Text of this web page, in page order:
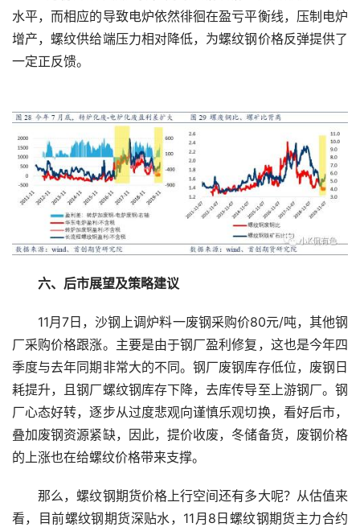
水平，而相应的导致电炉依然徘徊在盈亏平衡线，压制电炉
增产，螺纹供给端压力相对降低，为螺纹钢价格反弹提供了
一定正反馈。
六、后市展望及策略建议
11月7日，沙钢上调炉料一废钢采购价80元/吨，其他钢
厂采购价格跟涨。主要是由于钢厂盈利修复，这也是今年四
季度与去年同期非常大的不同。钢厂废钢库存低位，废钢日
耗提升，且钢厂螺纹钢库存下降，去库传导至上游钢厂。钢
厂心态好转，逐步从过度悲观向谨慎乐观切换，看好后市，
叠加废钢资源紧缺，因此，提价收废，冬储备货，废钢价格
的上涨也在给螺纹价格带来支撑。
那么，螺纹钢期货价格上行空间还有多大呢？从估值来
看，目前螺纹钢期货深贴水，11月8日螺纹钢期货主力合约